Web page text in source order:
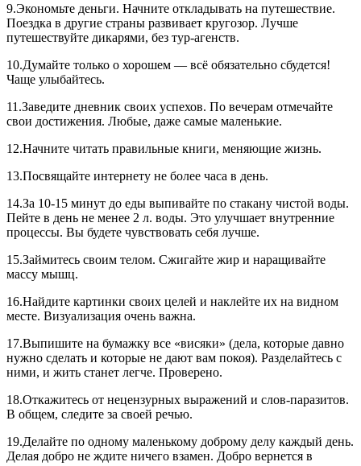
9.Экономьте деньги. Начните откладывать на путешествие.
Поездка в другие страны развивает кругозор. Лучше
путешествуйте дикарями, без тур-агенств.
10.Думайте только о хорошем — всё обязательно сбудется!
Чаще улыбайтесь.
11.Заведите дневник своих успехов. По вечерам отмечайте
свои достижения. Любые, даже самые маленькие.
12.Начните читать правильные книги, меняющие жизнь.
13.Посвящайте интернету не более часа в день.
14.За 10-15 минут до еды выпивайте по стакану чистой воды.
Пейте в день не менее 2 л. воды. Это улучшает внутренние
процессы. Вы будете чувствовать себя лучше.
15.Займитесь своим телом. Сжигайте жир и наращивайте
массу мышц.
16.Найдите картинки своих целей и наклейте их на видном
месте. Визуализация очень важна.
17.Выпишите на бумажку все «висяки» (дела, которые давно
нужно сделать и которые не дают вам покоя). Разделайтесь с
ними, и жить станет легче. Проверено.
18.Откажитесь от нецензурных выражений и слов-паразитов.
В общем, следите за своей речью.
19.Делайте по одному маленькому доброму делу каждый день.
Делая добро не ждите ничего взамен. Добро вернется в